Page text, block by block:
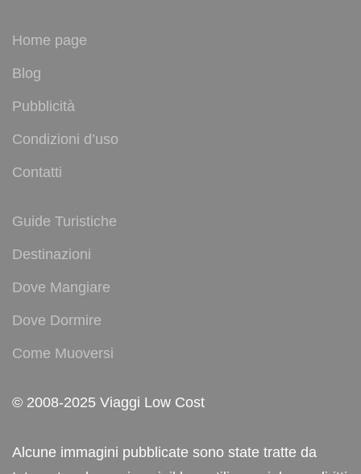
Home page
Blog
Pubblicità
Condizioni d’uso
Contatti
Guide Turistiche
Destinazioni
Dove Mangiare
Dove Dormire
Come Muoversi
© 2008-2025 Viaggi Low Cost
Alcune immagini pubblicate sono state tratte da